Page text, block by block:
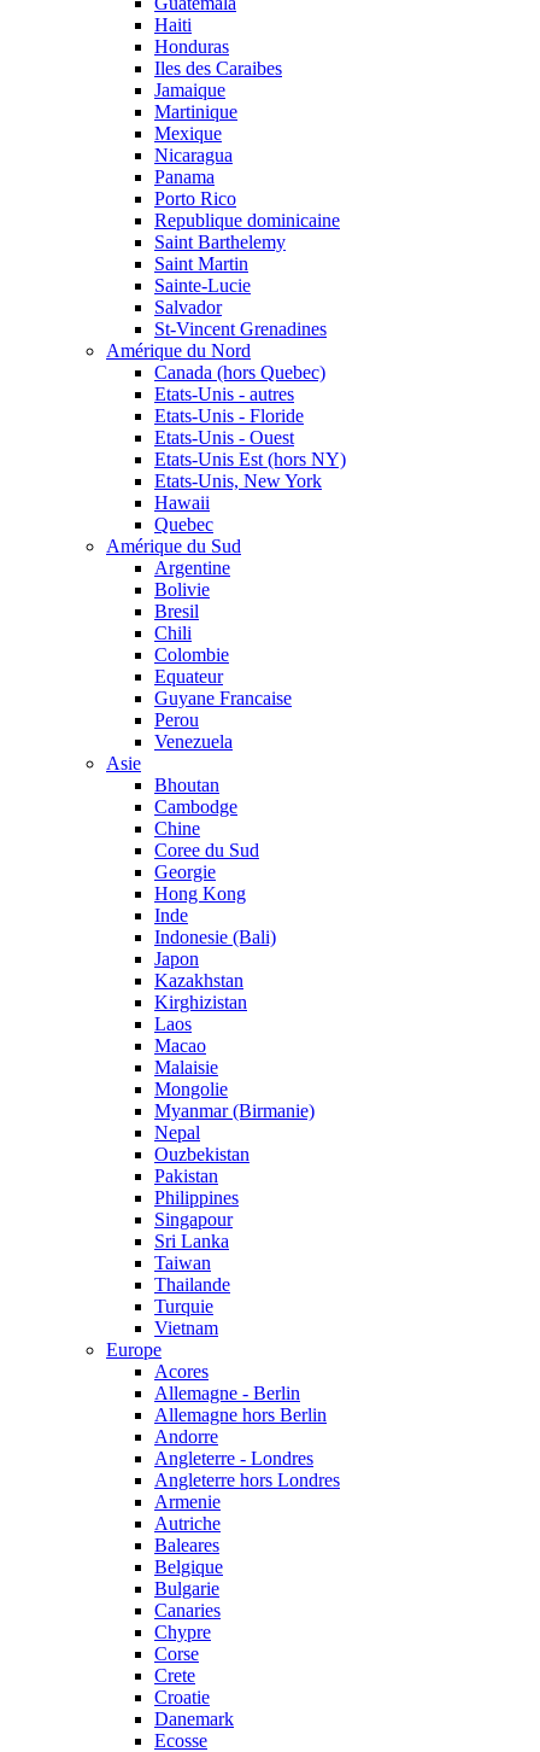
Haiti
Honduras
Iles des Caraibes
Jamaique
Martinique
Mexique
Nicaragua
Panama
Porto Rico
Republique dominicaine
Saint Barthelemy
Saint Martin
Sainte-Lucie
Salvador
St-Vincent Grenadines
Amérique du Nord
Canada (hors Quebec)
Etats-Unis - autres
Etats-Unis - Floride
Etats-Unis - Ouest
Etats-Unis Est (hors NY)
Etats-Unis, New York
Hawaii
Quebec
Amérique du Sud
Argentine
Bolivie
Bresil
Chili
Colombie
Equateur
Guyane Francaise
Perou
Venezuela
Asie
Bhoutan
Cambodge
Chine
Coree du Sud
Georgie
Hong Kong
Inde
Indonesie (Bali)
Japon
Kazakhstan
Kirghizistan
Laos
Macao
Malaisie
Mongolie
Myanmar (Birmanie)
Nepal
Ouzbekistan
Pakistan
Philippines
Singapour
Sri Lanka
Taiwan
Thailande
Turquie
Vietnam
Europe
Acores
Allemagne - Berlin
Allemagne hors Berlin
Andorre
Angleterre - Londres
Angleterre hors Londres
Armenie
Autriche
Baleares
Belgique
Bulgarie
Canaries
Chypre
Corse
Crete
Croatie
Danemark
Ecosse